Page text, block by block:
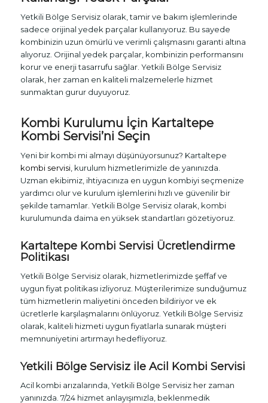
Yetkili Bölge Servisiz olarak, tamir ve bakım işlemlerinde
sadece orijinal yedek parçalar kullanıyoruz. Bu sayede
kombinizin uzun ömürlü ve verimli çalışmasını garanti altına
alıyoruz. Orijinal yedek parçalar, kombinizin performansını
korur ve enerji tasarrufu sağlar. Yetkili Bölge Servisiz
olarak, her zaman en kaliteli malzemelerle hizmet
sunmaktan gurur duyuyoruz.
Kombi Kurulumu İçin Kartaltepe
Kombi Servisi’ni Seçin
Yeni bir kombi mi almayı düşünüyorsunuz? Kartaltepe
kombi servisi, kurulum hizmetlerimizle de yanınızda.
Uzman ekibimiz, ihtiyacınıza en uygun kombiyi seçmenize
yardımcı olur ve kurulum işlemlerini hızlı ve güvenilir bir
şekilde tamamlar. Yetkili Bölge Servisiz olarak, kombi
kurulumunda daima en yüksek standartları gözetiyoruz.
Kartaltepe Kombi Servisi Ücretlendirme
Politikası
Yetkili Bölge Servisiz olarak, hizmetlerimizde şeffaf ve
uygun fiyat politikası izliyoruz. Müşterilerimize sunduğumuz
tüm hizmetlerin maliyetini önceden bildiriyor ve ek
ücretlerle karşılaşmalarını önlüyoruz. Yetkili Bölge Servisiz
olarak, kaliteli hizmeti uygun fiyatlarla sunarak müşteri
memnuniyetini artırmayı hedefliyoruz.
Yetkili Bölge Servisiz ile Acil Kombi Servisi
Acil kombi arızalarında, Yetkili Bölge Servisiz her zaman
yanınızda. 7/24 hizmet anlayışımızla, beklenmedik